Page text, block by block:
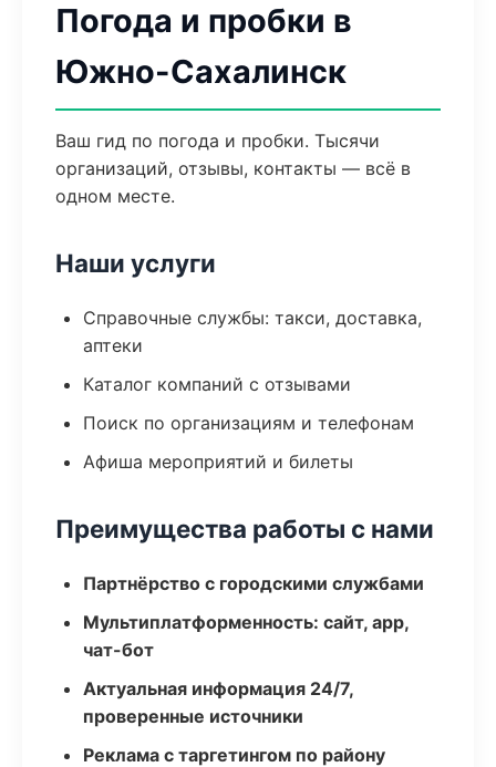
Погода и пробки в
Южно-Сахалинск
Ваш гид по погода и пробки. Тысячи
организаций, отзывы, контакты — всё в
одном месте.
Наши услуги
Справочные службы: такси, доставка,
аптеки
Каталог компаний с отзывами
Поиск по организациям и телефонам
Афиша мероприятий и билеты
Преимущества работы с нами
Партнёрство с городскими службами
Мультиплатформенность: сайт, app,
чат-бот
Актуальная информация 24/7,
проверенные источники
Реклама с таргетингом по району